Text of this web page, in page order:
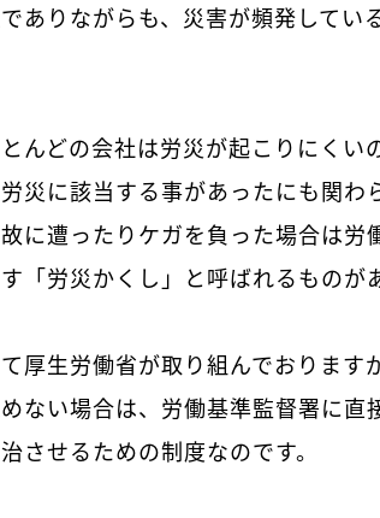
ありながらも、災害が頻発して
んどの会社は労災が起こりにく
災に該当する事があったにも関わ
に遭ったりケガを負った場合は
「労災かくし」と呼ばれるものが
厚生労働省が取り組んでおります
ない場合は、労働基準監督署に
させるための制度なのです。